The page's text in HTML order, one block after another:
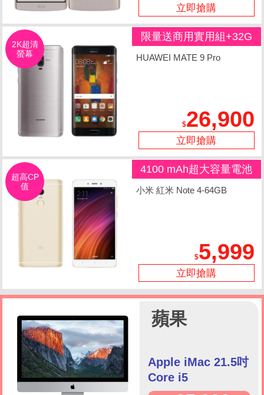
立即搶購
2K超清
螢幕
限量送商用實用組+32G
記憶卡
HUAWEI MATE 9 Pro
26,900
立即搶購
超高CP
值
4100 mAh超大容量電池
小米 紅米 Note 4-64GB
5,999
立即搶購
蘋果
Apple iMac 21.5吋
Core i5